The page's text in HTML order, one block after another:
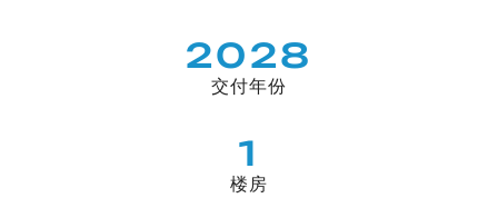
2028
交付年份
1
楼房